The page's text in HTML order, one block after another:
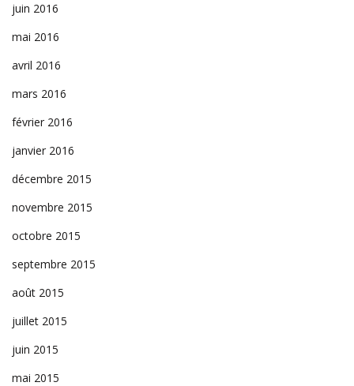
juin 2016
mai 2016
avril 2016
mars 2016
février 2016
janvier 2016
décembre 2015
novembre 2015
octobre 2015
septembre 2015
août 2015
juillet 2015
juin 2015
mai 2015